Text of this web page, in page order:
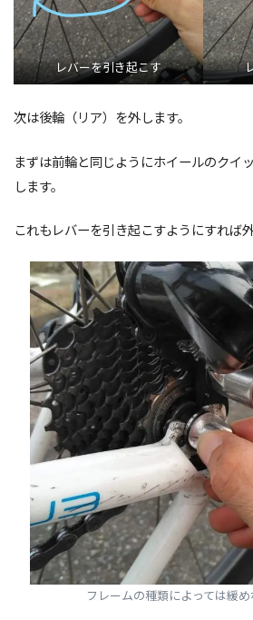
レバーを引き起こす
次は後輪（リア）を外します。
まずは前輪と同じようにホイールのクイ
します。
これもレバーを引き起こすようにすれば外
フレームの種類によっては緩